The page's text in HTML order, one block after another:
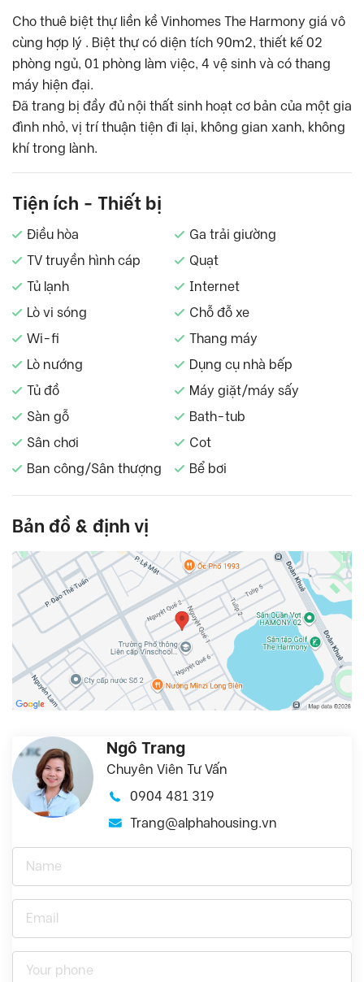
Cho thuê biệt thự liền kề Vinhomes The Harmony giá vô
cùng hợp lý . Biệt thự có diện tích 90m2, thiết kế 02
phòng ngủ, 01 phòng làm việc, 4 vệ sinh và có thang
máy hiện đại.
Đã trang bị đầy đủ nội thất sinh hoạt cơ bản của một gia
đình nhỏ, vị trí thuận tiện đi lại, không gian xanh, không
khí trong lành.
Tiện ích - Thiết bị
Điều hòa
Ga trải giường
TV truyền hình cáp
Quạt
Tủ lạnh
Internet
Lò vi sóng
Chỗ đỗ xe
Wi-fi
Thang máy
Lò nướng
Dụng cụ nhà bếp
Tủ đồ
Máy giặt/máy sấy
Sàn gỗ
Bath-tub
Sân chơi
Cot
Ban công/Sân thượng
Bể bơi
Bản đồ & định vị
Ngô Trang
Chuyên Viên Tư Vấn
0904 481 319
Trang@alphahousing.vn